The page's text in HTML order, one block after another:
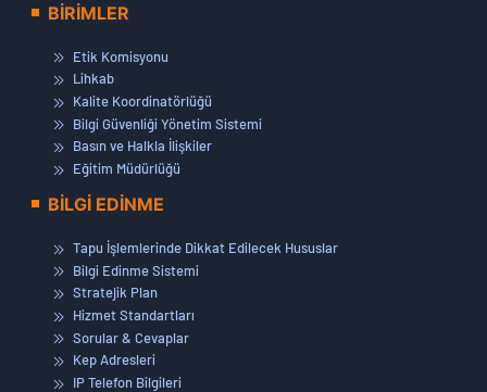
BİRİMLER
Etik Komisyonu
Lihkab
Kalite Koordinatörlüğü
Bilgi Güvenliği Yönetim Sistemi
Basın ve Halkla İlişkiler
Eğitim Müdürlüğü
BİLGİ EDİNME
Tapu İşlemlerinde Dikkat Edilecek Hususlar
Bilgi Edinme Sistemi
Stratejik Plan
Hizmet Standartları
Sorular & Cevaplar
Kep Adresleri
IP Telefon Bilgileri